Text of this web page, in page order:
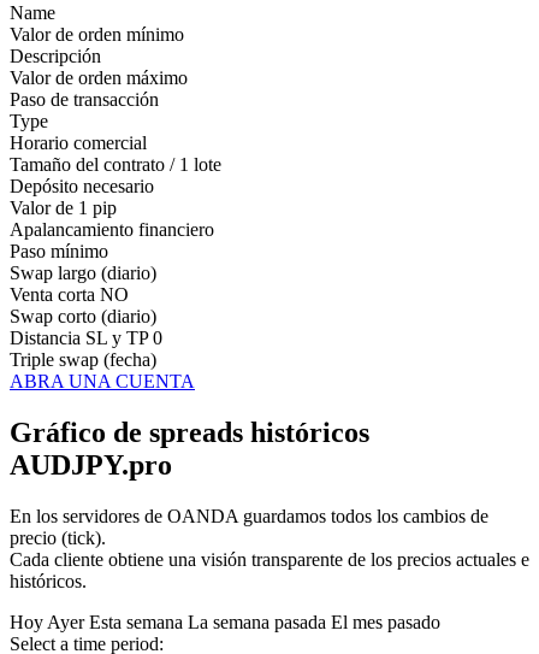
Name
Valor de orden mínimo
Descripción
Valor de orden máximo
Paso de transacción
Type
Horario comercial
Tamaño del contrato / 1 lote
Depósito necesario
Valor de 1 pip
Apalancamiento financiero
Paso mínimo
Swap largo (diario)
Venta corta NO
Swap corto (diario)
Distancia SL y TP 0
Triple swap (fecha)
ABRA UNA CUENTA
Gráfico de spreads históricos
AUDJPY.pro
En los servidores de OANDA guardamos todos los cambios de
precio (tick).
Cada cliente obtiene una visión transparente de los precios actuales e
históricos.
Hoy AyerEsta semana La semana pasada El mes pasado
Select a time period: